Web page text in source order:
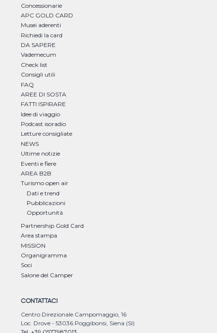
Concessionarie
APC GOLD CARD
Musei aderenti
Richiedi la card
DA SAPERE
Vademecum
Check list
Consigli utili
FAQ
AREE DI SOSTA
FATTI ISPIRARE
Idee di viaggio
Podcast isoradio
Letture consigliate
NEWS
Ultime notizie
Eventi e fiere
AREA B2B
Turismo open air
Dati e trend
Pubblicazioni
Opportunità
Partnership Gold Card
Area stampa
MISSION
Organigramma
Soci
Salone del Camper
CONTATTACI
Centro Direzionale Campomaggio, 16
Loc. Drove - 53036 Poggibonsi, Siena (SI)